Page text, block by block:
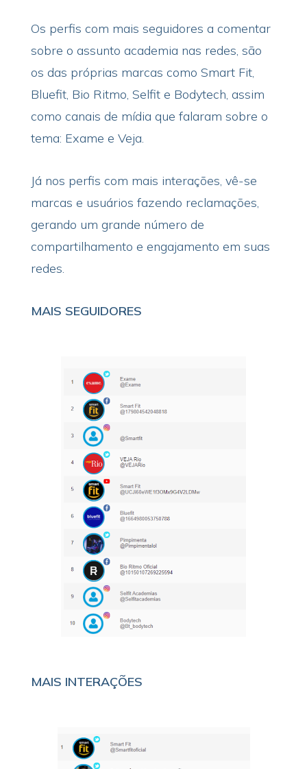
Os perfis com mais seguidores a comentar
sobre o assunto academia nas redes, são
os das próprias marcas como Smart Fit,
Bluefit, Bio Ritmo, Selfit e Bodytech, assim
como canais de mídia que falaram sobre o
tema: Exame e Veja.
Já nos perfis com mais interações, vê-se
marcas e usuários fazendo reclamações,
gerando um grande número de
compartilhamento e engajamento em suas
redes.
MAIS SEGUIDORES
MAIS INTERAÇÕES